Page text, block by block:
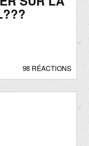
98 RÉACTIONS